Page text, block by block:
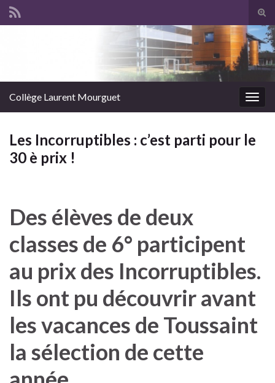
Collège Laurent Mourguet
Les Incorruptibles : c’est parti pour le
30 è prix !
Des élèves de deux
classes de 6° participent
au prix des Incorruptibles.
Ils ont pu découvrir avant
les vacances de Toussaint
la sélection de cette
Panneau de gestion des cookies